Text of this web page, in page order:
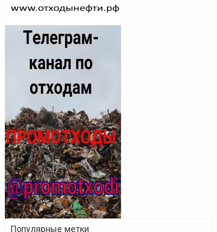
Популярные метки